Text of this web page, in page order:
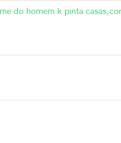
do homem k pinta